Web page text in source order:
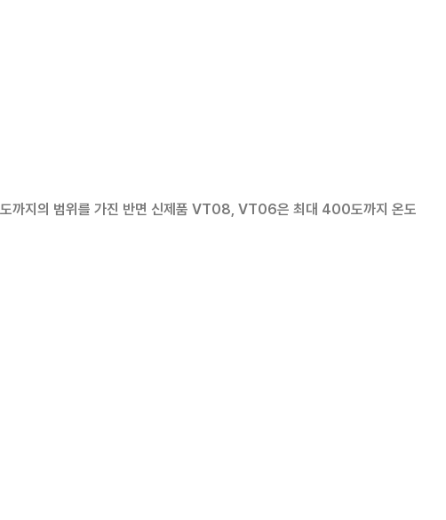
지의 범위를 가진 반면 신제품 VT08, VT06은 최대 400도까지 온도